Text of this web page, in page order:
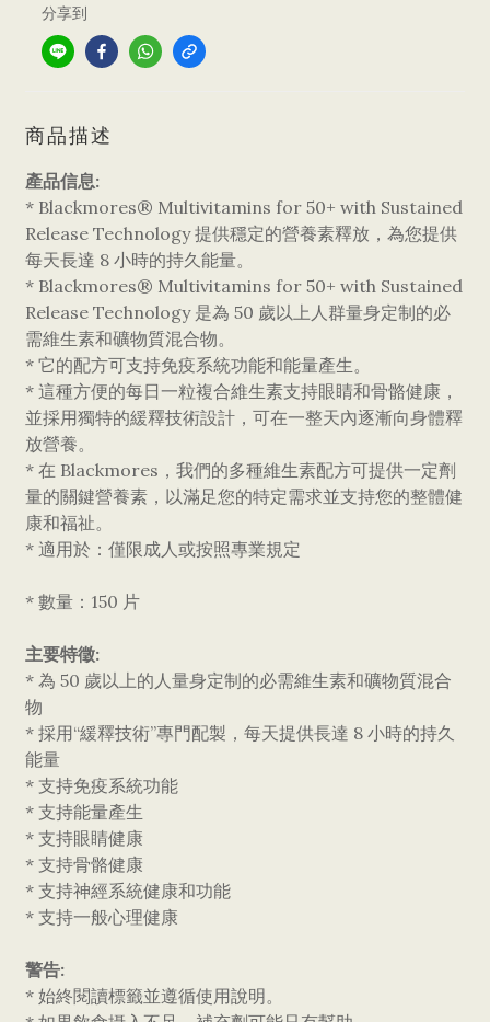
分享到
商品描述
產品信息:
* Blackmores® Multivitamins for 50+ with Sustained
Release Technology 提供穩定的營養素釋放，為您提供
每天長達 8 小時的持久能量。
* Blackmores® Multivitamins for 50+ with Sustained
Release Technology 是為 50 歲以上人群量身定制的必
需維生素和礦物質混合物。
* 它的配方可支持免疫系統功能和能量產生。
* 這種方便的每日一粒複合維生素支持眼睛和骨骼健康，
並採用獨特的緩釋技術設計，可在一整天內逐漸向身體釋
放營養。
* 在 Blackmores，我們的多種維生素配方可提供一定劑
量的關鍵營養素，以滿足您的特定需求並支持您的整體健
康和福祉。
* 適用於：僅限成人或按照專業規定
* 數量：150 片
主要特徵:
* 為 50 歲以上的人量身定制的必需維生素和礦物質混合
物
* 採用“緩釋技術”專門配製，每天提供長達 8 小時的持久
能量
* 支持免疫系統功能
* 支持能量產生
* 支持眼睛健康
* 支持骨骼健康
* 支持神經系統健康和功能
* 支持一般心理健康
警告:
* 始終閱讀標籤並遵循使用說明。